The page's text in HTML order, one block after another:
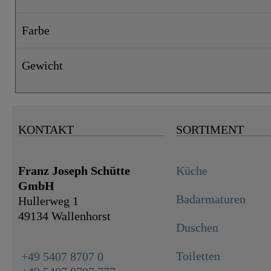
Farbe
Gewicht
KONTAKT
Franz Joseph Schütte
GmbH
Hullerweg 1
49134 Wallenhorst
+49 5407 8707 0
SORTIMENT
Küche
Badarmaturen
Duschen
Toiletten